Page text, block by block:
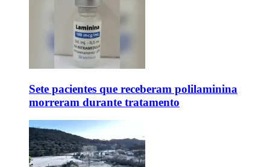
Sete pacientes que receberam polilaminina
morreram durante tratamento